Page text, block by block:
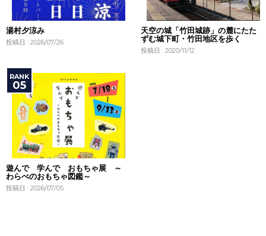
湯村夕涼み
投稿日 : 2026/07/26
天空の城「竹田城跡」の麓にたた
ずむ城下町・竹田地区を歩く
投稿日 : 2020/11/12
遊んで 学んで おもちゃ展 ～
わらべのおもちゃ図鑑～
投稿日 : 2026/07/05